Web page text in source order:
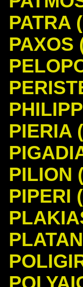
PATRA
PAXOS
PIERIA
PILION
PIPERI